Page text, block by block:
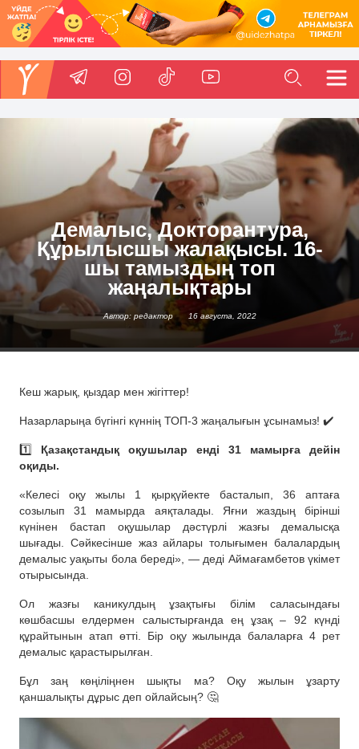
Демалыс, Докторантура,
Құрылысшы жалақысы. 16-
шы тамыздың топ
жаңалықтары
Автор: редактор 16 августа, 2022
Кеш жарық, қыздар мен жігіттер!
Назарларыңа бүгінгі күннің ТОП-3 жаңалығын ұсынамыз! ✔️
1️⃣ Қазақстандық оқушылар енді 31 мамырға дейін
оқиды.
«Келесі оқу жылы 1 қырқүйекте басталып, 36 аптаға
созылып 31 мамырда аяқталады. Яғни жаздың бірінші
күнінен бастап оқушылар дәстүрлі жазғы демалысқа
шығады. Сәйкесінше жаз айлары толығымен балалардың
демалыс уақыты бола береді», — деді Аймағамбетов үкімет
отырысында.
Ол жазғы каникулдың ұзақтығы білім саласындағы
көшбасшы елдермен салыстырғанда ең ұзақ – 92 күнді
құрайтынын атап өтті. Бір оқу жылында балаларға 4 рет
демалыс қарастырылған.
Бұл заң көңіліңнен шықты ма? Оқу жылын ұзарту
қаншалықты дұрыс деп ойлайсың? 🤔